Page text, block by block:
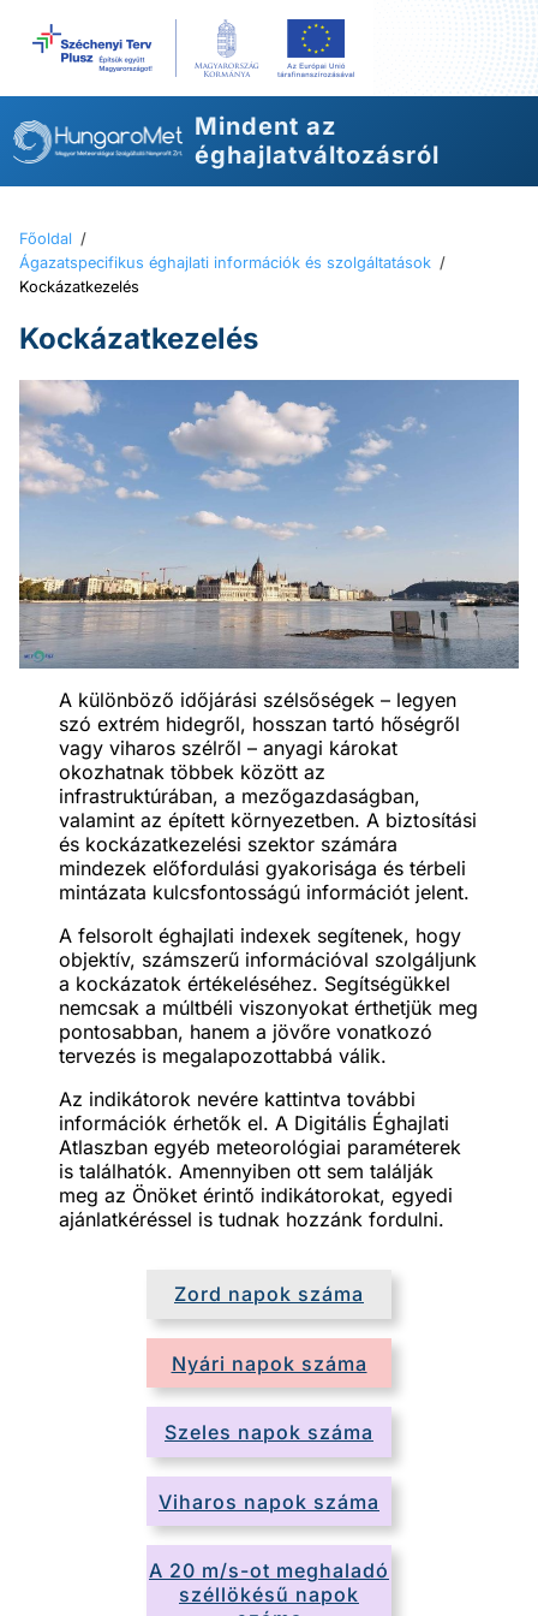
tartalomhoz
Mindent az
éghajlatváltozásról
Főoldal /
Ágazatspecifikus éghajlati információk és szolgáltatások /
Kockázatkezelés
Kockázatkezelés
A különböző időjárási szélsőségek – legyen
szó extrém hidegről, hosszan tartó hőségről
vagy viharos szélről – anyagi károkat
okozhatnak többek között az
infrastruktúrában, a mezőgazdaságban,
valamint az épített környezetben. A biztosítási
és kockázatkezelési szektor számára
mindezek előfordulási gyakorisága és térbeli
mintázata kulcsfontosságú információt jelent.
A felsorolt éghajlati indexek segítenek, hogy
objektív, számszerű információval szolgáljunk
a kockázatok értékeléséhez. Segítségükkel
nemcsak a múltbéli viszonyokat érthetjük meg
pontosabban, hanem a jövőre vonatkozó
tervezés is megalapozottabbá válik.
Az indikátorok nevére kattintva további
információk érhetők el. A Digitális Éghajlati
Atlaszban egyéb meteorológiai paraméterek
is találhatók. Amennyiben ott sem találják
meg az Önöket érintő indikátorokat, egyedi
ajánlatkéréssel is tudnak hozzánk fordulni.
Zord napok száma
Nyári napok száma
Szeles napok száma
Viharos napok száma
A 20 m/s-ot meghaladó
széllökésű napok